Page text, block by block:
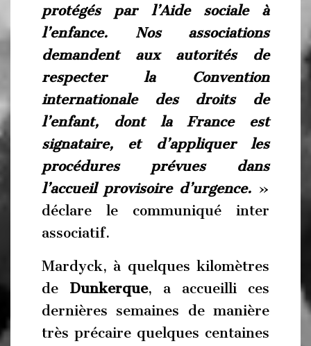
protégés par l’Aide sociale à
l’enfance. Nos associations
demandent aux autorités de
respecter la Convention
internationale des droits de
l’enfant, dont la France est
signataire, et d’appliquer les
procédures prévues dans
l’accueil provisoire d’urgence. »
déclare le communiqué inter
associatif.
Mardyck, à quelques kilomètres
de Dunkerque, a accueilli ces
dernières semaines de manière
très précaire quelques centaines